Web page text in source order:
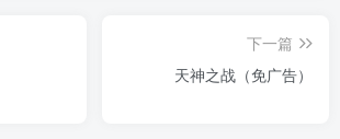
下一篇
天神之战（免广告）